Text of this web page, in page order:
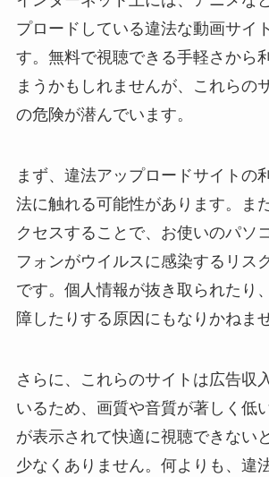
プロードしている違法な動画サイ
す。無料で視聴できる手軽さから
まうかもしれませんが、これらの
の危険が潜んでいます。
まず、違法アップロードサイトの
法に触れる可能性があります。ま
クセスすることで、お使いのパソ
フォンがウイルスに感染するリス
です。個人情報が抜き取られたり
障したりする原因にもなりかねま
さらに、これらのサイトは広告収
いるため、画質や音質が著しく低
が表示されて快適に視聴できない
少なくありません。何よりも、違